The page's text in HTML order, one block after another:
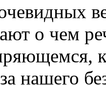
о чем
нашего